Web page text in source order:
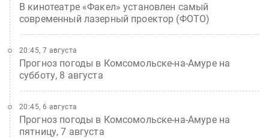
В кинотеатре «Факел» установлен самый
современный лазерный проектор (ФОТО)
Прогноз погоды в Комсомольске-на-Амуре на
субботу, 8 августа
20:45, 7 августа
Прогноз погоды в Комсомольске-на-Амуре на
пятницу, 7 августа
20:45, 6 августа